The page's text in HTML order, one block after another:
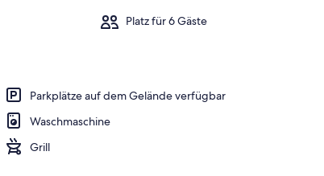
Platz für 6 Gäste
Parkplätze auf dem Gelände verfügbar
Waschmaschine
Grill